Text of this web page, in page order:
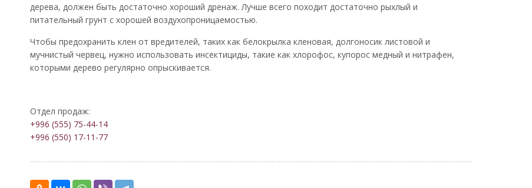
дерева, должен быть достаточно хороший дренаж. Лучше всего походит достаточно рыхлый и
питательный грунт с хорошей воздухопроницаемостью.
Чтобы предохранить клен от вредителей, таких как белокрылка кленовая, долгоносик листовой и
мучнистый червец, нужно использовать инсектициды, такие как хлорофос, купорос медный и нитрафен,
которыми дерево регулярно опрыскивается.
Отдел продаж:
+996 (555) 75-44-14
+996 (550) 17-11-77